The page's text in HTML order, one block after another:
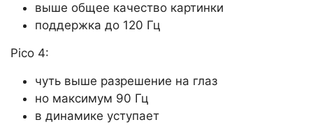
выше общее качество картинки
поддержка до 120 Гц
Pico 4:
чуть выше разрешение на глаз
но максимум 90 Гц
в динамике уступает